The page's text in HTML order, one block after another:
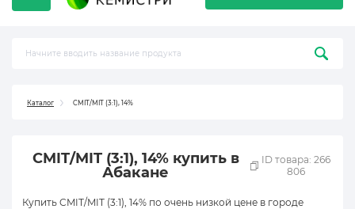
Каталог CMIT/MIT (3:1), 14%
CMIT/MIT (3:1), 14% купить в
Абакане
ID товара: 266
806
Купить CMIT/MIT (3:1), 14% по очень низкой цене в городе